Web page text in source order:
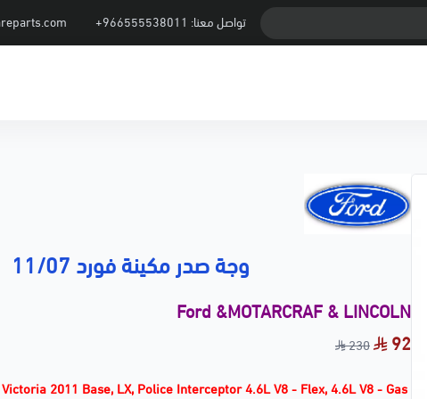
تواصل معنا: +966555538011
وجة صدر مكينة فورد 11/07
Ford &MOTARCRAF & LINCOLN
92
230
2011 Base, LX, Police Interceptor 4.6L V8 - Flex, 4.6L V8 - Gas